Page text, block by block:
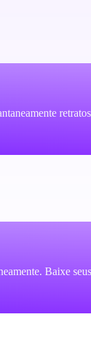
Baixe seus